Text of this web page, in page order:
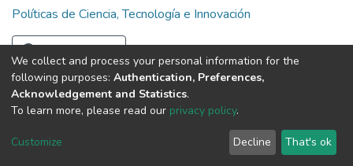
Políticas de Ciencia, Tecnología e Innovación
Full item page
DSpace software copyright © 2002-2026
Cookie
End User
Agreement
Send
Feedback
We collect and process your personal information for the
following purposes: Authentication, Preferences,
Acknowledgement and Statistics.
To learn more, please read our privacy policy.
Customize Decline That's ok